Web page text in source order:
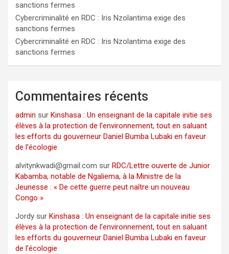
sanctions fermes
Cybercriminalité en RDC : Iris Nzolantima exige des
sanctions fermes
Cybercriminalité en RDC : Iris Nzolantima exige des
sanctions fermes
Commentaires récents
admin sur Kinshasa : Un enseignant de la capitale initie ses
élèves à la protection de l’environnement, tout en saluant
les efforts du gouverneur Daniel Bumba Lubaki en faveur
de l’écologie
alvitynkwadi@gmail.com sur RDC/Lettre ouverte de Junior
Kabamba, notable de Ngaliema, à la Ministre de la
Jeunesse : « De cette guerre peut naître un nouveau
Congo »
Jordy sur Kinshasa : Un enseignant de la capitale initie ses
élèves à la protection de l’environnement, tout en saluant
les efforts du gouverneur Daniel Bumba Lubaki en faveur
de l’écologie